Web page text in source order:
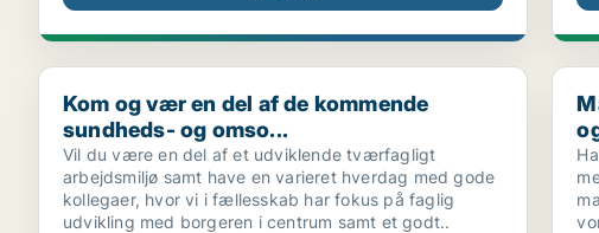
Kom og vær en del af de kommende sundheds- og omso...
Kom og vær en del af de kommende
sundheds- og omso...
Vil du være en del af et udviklende tværfagligt
arbejdsmiljø samt have en varieret hverdag med gode
kollegaer, hvor vi i fællesskab har fokus på faglig
udvikling med borgeren i centrum samt et godt..